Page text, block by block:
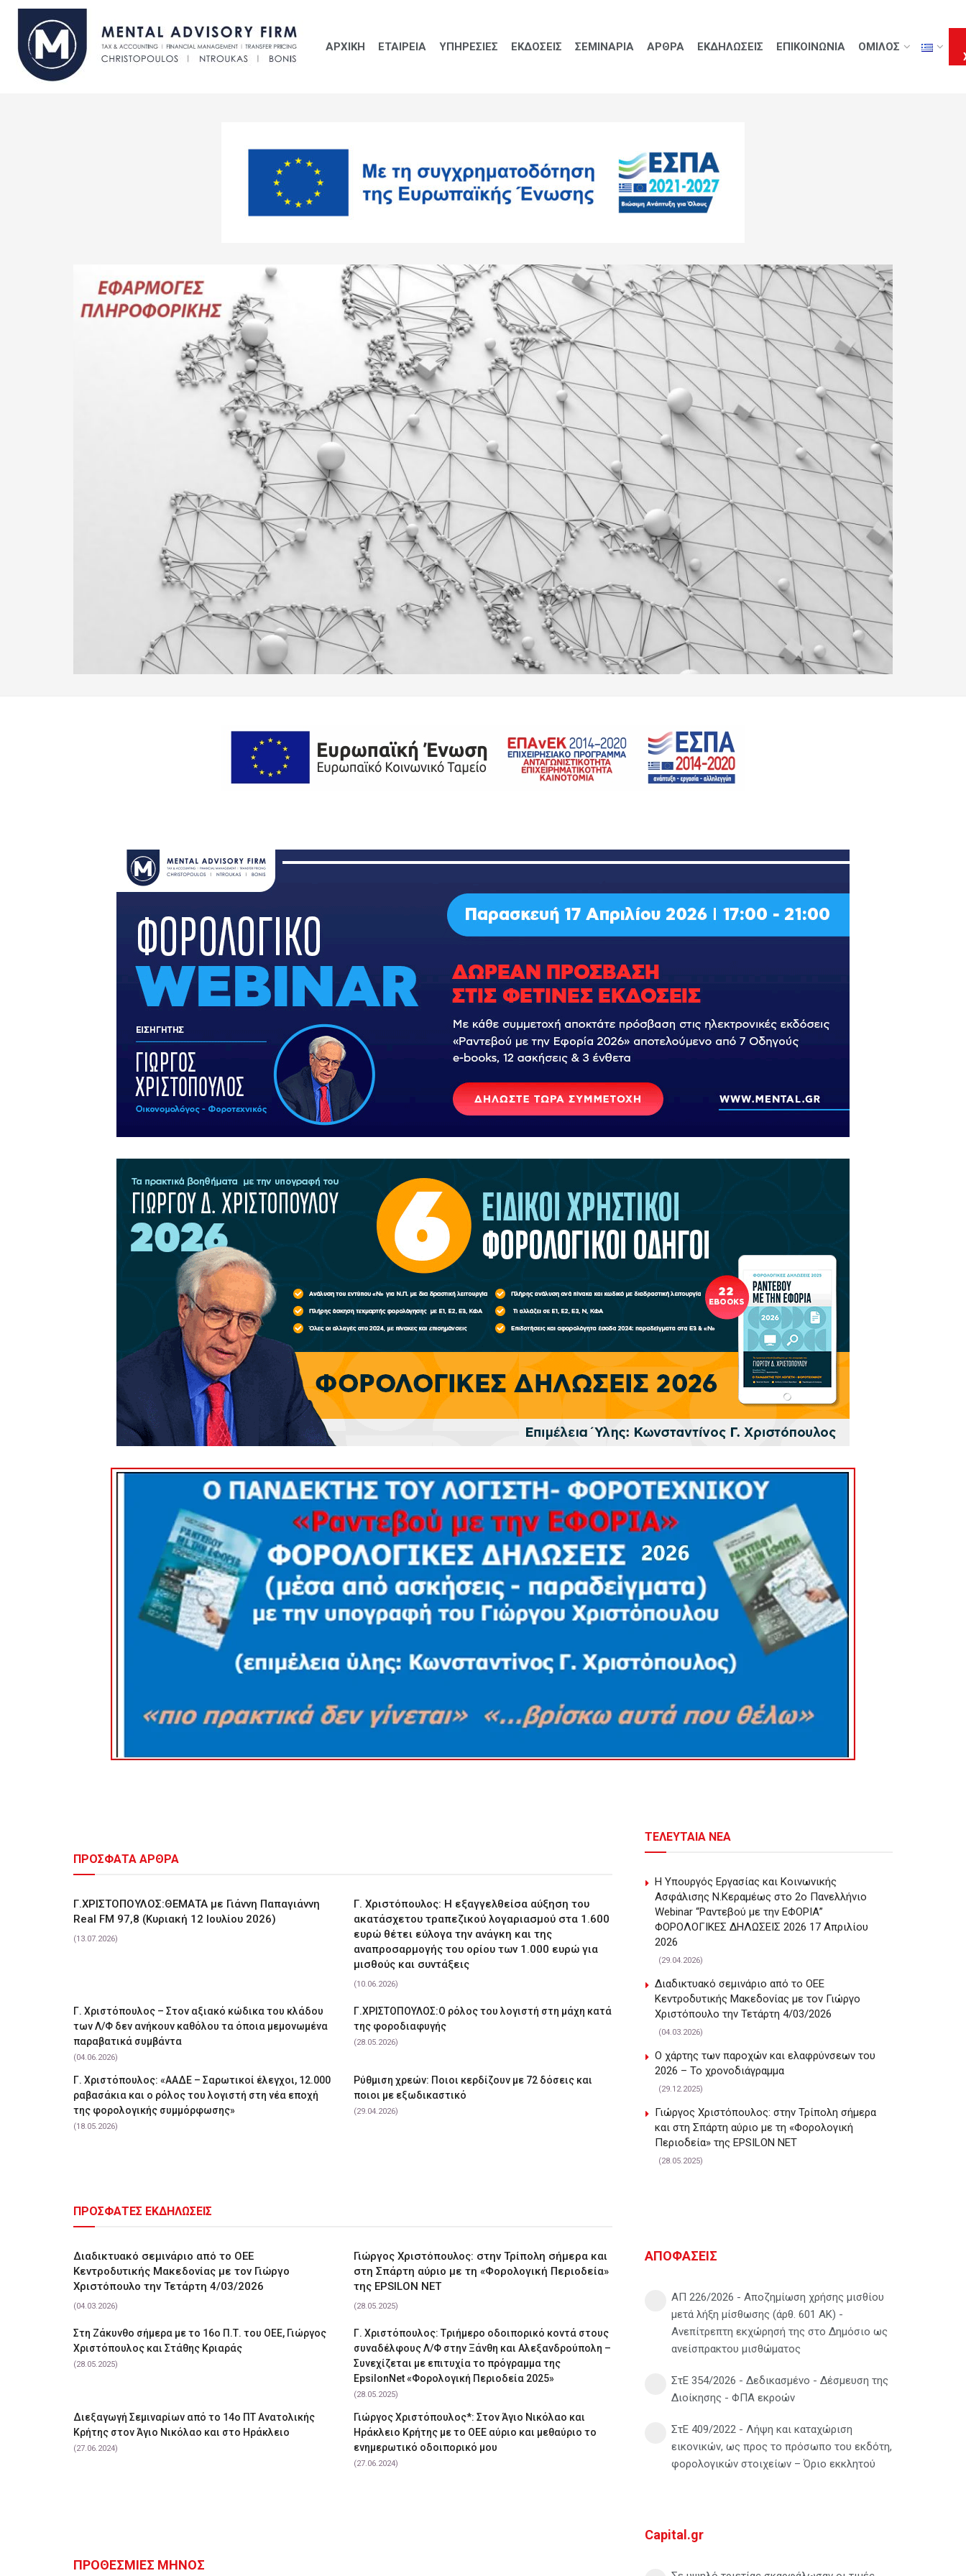
ΑΡΧΙΚΗ ΕΤΑΙΡΕΙΑ ΥΠΗΡΕΣΙΕΣ ΕΚΔΟΣΕΙΣ ΣΕΜΙΝΑΡΙΑ ΑΡΘΡΑ ΕΚΔΗΛΩΣΕΙΣ ΕΠΙΚΟΙΝΩΝΙΑ ΟΜΙΛΟΣ
ΠΡΟΣΦΑΤΑ ΑΡΘΡΑ
Γ.ΧΡΙΣΤΟΠΟΥΛΟΣ:ΘΕΜΑΤΑ με Γιάννη Παπαγιάννη
Real FM 97,8 (Κυριακή 12 Ιουλίου 2026)
(13.07.2026)
Γ. Χριστόπουλος: Η εξαγγελθείσα αύξηση του
ακατάσχετου τραπεζικού λογαριασμού στα 1.600
ευρώ θέτει εύλογα την ανάγκη και της
αναπροσαρμογής του ορίου των 1.000 ευρώ για
μισθούς και συντάξεις
(10.06.2026)
Γ. Χριστόπουλος – Στον αξιακό κώδικα του κλάδου
των Λ/Φ δεν ανήκουν καθόλου τα όποια μεμονωμένα
παραβατικά συμβάντα
(04.06.2026)
Γ.ΧΡΙΣΤΟΠΟΥΛΟΣ:Ο ρόλος του λογιστή στη μάχη κατά
της φοροδιαφυγής
(28.05.2026)
Γ. Χριστόπουλος: «ΑΑΔΕ – Σαρωτικοί έλεγχοι, 12.000
ραβασάκια και ο ρόλος του λογιστή στη νέα εποχή
της φορολογικής συμμόρφωσης»
(18.05.2026)
Ρύθμιση χρεών: Ποιοι κερδίζουν με 72 δόσεις και
ποιοι με εξωδικαστικό
(29.04.2026)
ΠΡΟΣΦΑΤΕΣ ΕΚΔΗΛΩΣΕΙΣ
Διαδικτυακό σεμινάριο από το ΟΕΕ
Κεντροδυτικής Μακεδονίας με τον Γιώργο
Χριστόπουλο την Τετάρτη 4/03/2026
(04.03.2026)
Γιώργος Χριστόπουλος: στην Τρίπολη σήμερα και
στη Σπάρτη αύριο με τη «Φορολογική Περιοδεία»
της EPSILON NET
(28.05.2025)
Στη Ζάκυνθο σήμερα με το 16ο Π.Τ. του ΟΕΕ, Γιώργος
Χριστόπουλος και Στάθης Κριαράς
(28.05.2025)
Γ. Χριστόπουλος: Tριήμερο οδοιπορικό κοντά στους
συναδέλφους Λ/Φ στην Ξάνθη και Αλεξανδρούπολη –
Συνεχίζεται με επιτυχία το πρόγραμμα της
EpsilonNet «Φορολογική Περιοδεία 2025»
(28.05.2025)
Διεξαγωγή Σεμιναρίων από το 14ο ΠΤ Ανατολικής
Κρήτης στον Άγιο Νικόλαο και στο Ηράκλειο
(27.06.2024)
Γιώργος Χριστόπουλος*: Στον Άγιο Νικόλαο και
Ηράκλειο Κρήτης με το ΟΕΕ αύριο και μεθαύριο το
ενημερωτικό οδοιπορικό μου
(27.06.2024)
ΠΡΟΘΕΣΜΙΕΣ ΜΗΝΟΣ
ΤΕΛΕΥΤΑΙΑ ΝΕΑ
Η Υπουργός Εργασίας και Κοινωνικής
Ασφάλισης Ν.Κεραμέως στο 2o Πανελλήνιο
Webinar “Ραντεβού με την ΕΦΟΡΙΑ”
ΦΟΡΟΛΟΓΙΚΕΣ ΔΗΛΩΣΕΙΣ 2026 17 Απριλίου
2026
(29.04.2026)
Διαδικτυακό σεμινάριο από το ΟΕΕ
Κεντροδυτικής Μακεδονίας με τον Γιώργο
Χριστόπουλο την Τετάρτη 4/03/2026
(04.03.2026)
Ο χάρτης των παροχών και ελαφρύνσεων του
2026 – Το χρονοδιάγραμμα
(29.12.2025)
Γιώργος Χριστόπουλος: στην Τρίπολη σήμερα
και στη Σπάρτη αύριο με τη «Φορολογική
Περιοδεία» της EPSILON NET
(28.05.2025)
ΑΠΟΦΑΣΕΙΣ
ΑΠ 226/2026 - Αποζημίωση χρήσης μισθίου
μετά λήξη μίσθωσης (άρθ. 601 ΑΚ) -
Ανεπίτρεπτη εκχώρησή της στο Δημόσιο ως
ανείσπρακτου μισθώματος
ΣτΕ 354/2026 - Δεδικασμένο - Δέσμευση της
Διοίκησης - ΦΠΑ εκροών
ΣτΕ 409/2022 - Λήψη και καταχώριση
εικονικών, ως προς το πρόσωπο του εκδότη,
φορολογικών στοιχείων – Όριο εκκλητού
Capital.gr